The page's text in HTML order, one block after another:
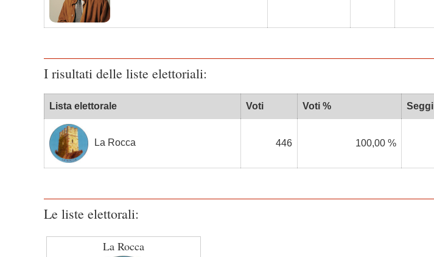
I risultati delle liste elettoriali:
Lista elettorale Voti Voti % Seggi
La Rocca 446 100,00 %
Le liste elettorali:
La Rocca